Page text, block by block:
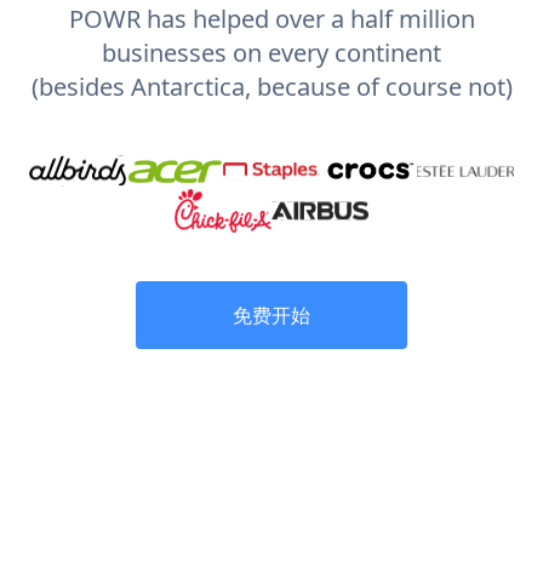
POWR has helped over a half million
businesses on every continent
(besides Antarctica, because of course not)
免费开始